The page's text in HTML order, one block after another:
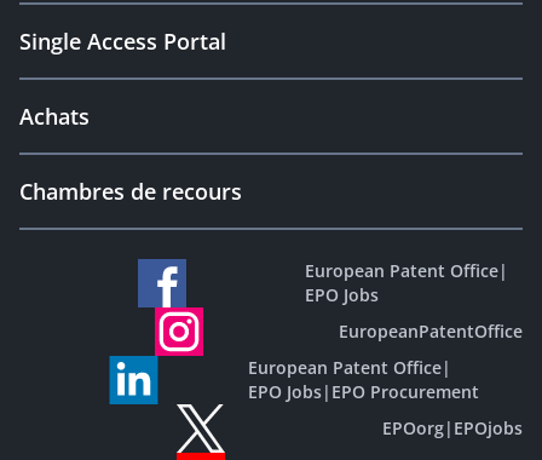
Single Access Portal
Achats
Chambres de recours
European Patent Office|
EPO Jobs
EuropeanPatentOffice
European Patent Office|
EPO Jobs| EPO Procurement
EPOorg| EPOjobs